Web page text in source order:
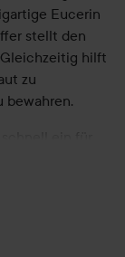
Eucerin
stellt den
hilft
zu
bewahren.
drei Jahren)
sanft in die